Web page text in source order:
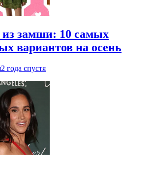
замши: 10 самых
вариантов на осень
2 года спустя